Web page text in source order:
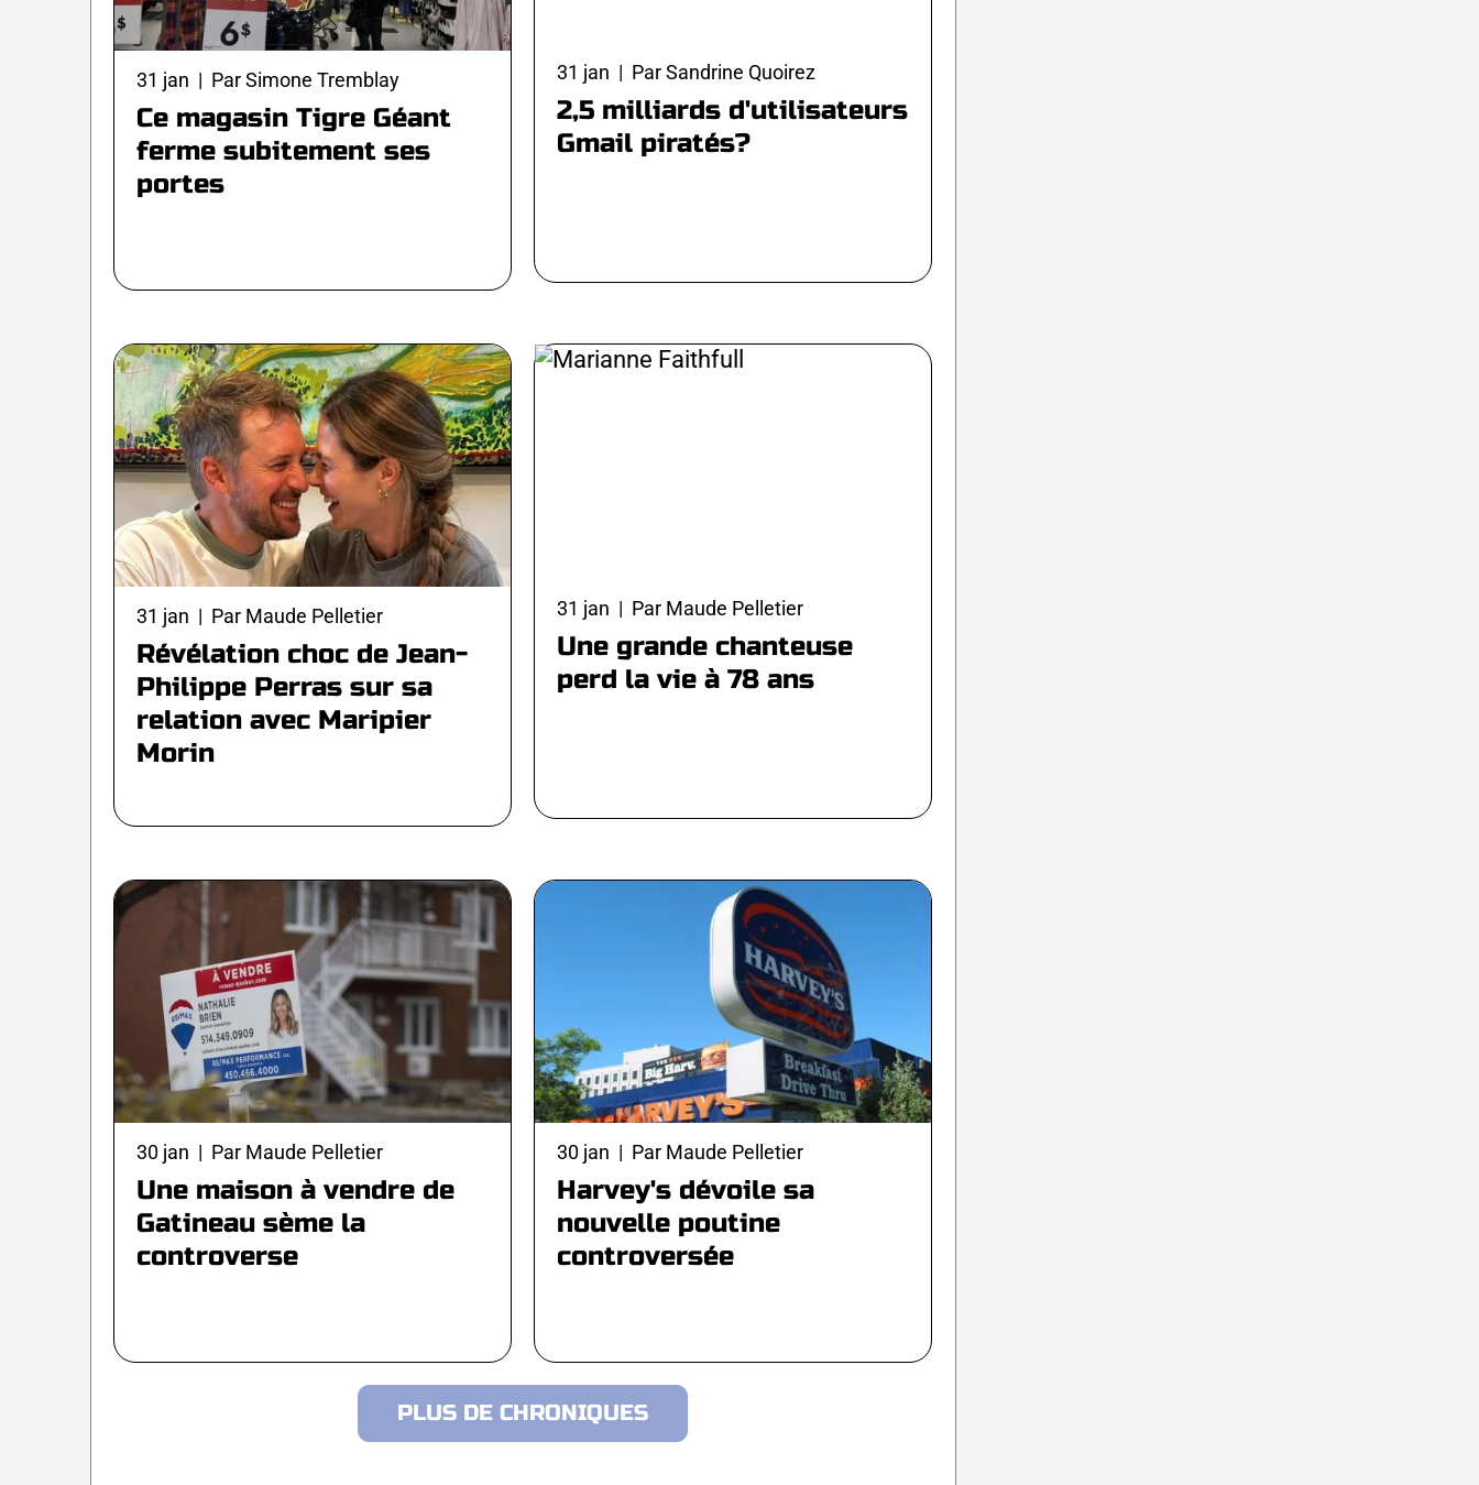
31 jan | Par Simone Tremblay
Ce magasin Tigre Géant
ferme subitement ses
portes
31 jan | Par Sandrine Quoirez
2,5 milliards d'utilisateurs
Gmail piratés?
31 jan | Par Maude Pelletier
Révélation choc de Jean-
Philippe Perras sur sa
relation avec Maripier
Morin
31 jan | Par Maude Pelletier
Une grande chanteuse
perd la vie à 78 ans
30 jan | Par Maude Pelletier
Une maison à vendre de
Gatineau sème la
controverse
30 jan | Par Maude Pelletier
Harvey's dévoile sa
nouvelle poutine
controversée
PLUS DE CHRONIQUES